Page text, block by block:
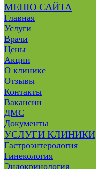
МЕНЮ САЙТА
Главная
Услуги
Врачи
Цены
Акции
О клинике
Отзывы
Контакты
Вакансии
ДМС
Документы
УСЛУГИ КЛИНИКИ
Гастроэнтерология
Гинекология
Эндокринология